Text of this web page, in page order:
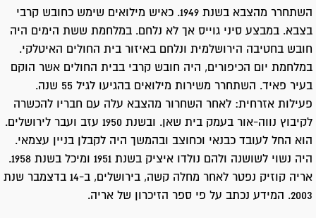
השתחרר מהצבא בשנת 1949. כאיש מילואים שימש כחובש קרבי
בצבא. במבצע סיני גוייס אך לא נלחם. במלחמת ששת הימים היה
חובש בחטיבה הירושלמית ונלחם באיזור בית החולים האיטלקי.
במלחמת יום הכיפורים, היה חובש קרבי בבית החולים אשר הוקם
בעיר פאיד. השתחרר משירות מילואים בהגיעו לגיל 55 שנה.
פעילות אזרחית: לאחר השחרור מהצבא עלה עם חבריו להכשרה
לקיבוץ נווה-אור בעמק בית שאן. ובשנת 1950 עזב ועבר לירושלים.
הוא החל לעובד כבנאי וכחוצב ובהמשך היה לקבלן בניין עצמאי.
אריה קוזיק נפטר לאחר מחלה קשה, בירושלים, ב-14 בדצמבר שנת
2003. המידע נכתב על פי ספר הזיכרון של אריה.